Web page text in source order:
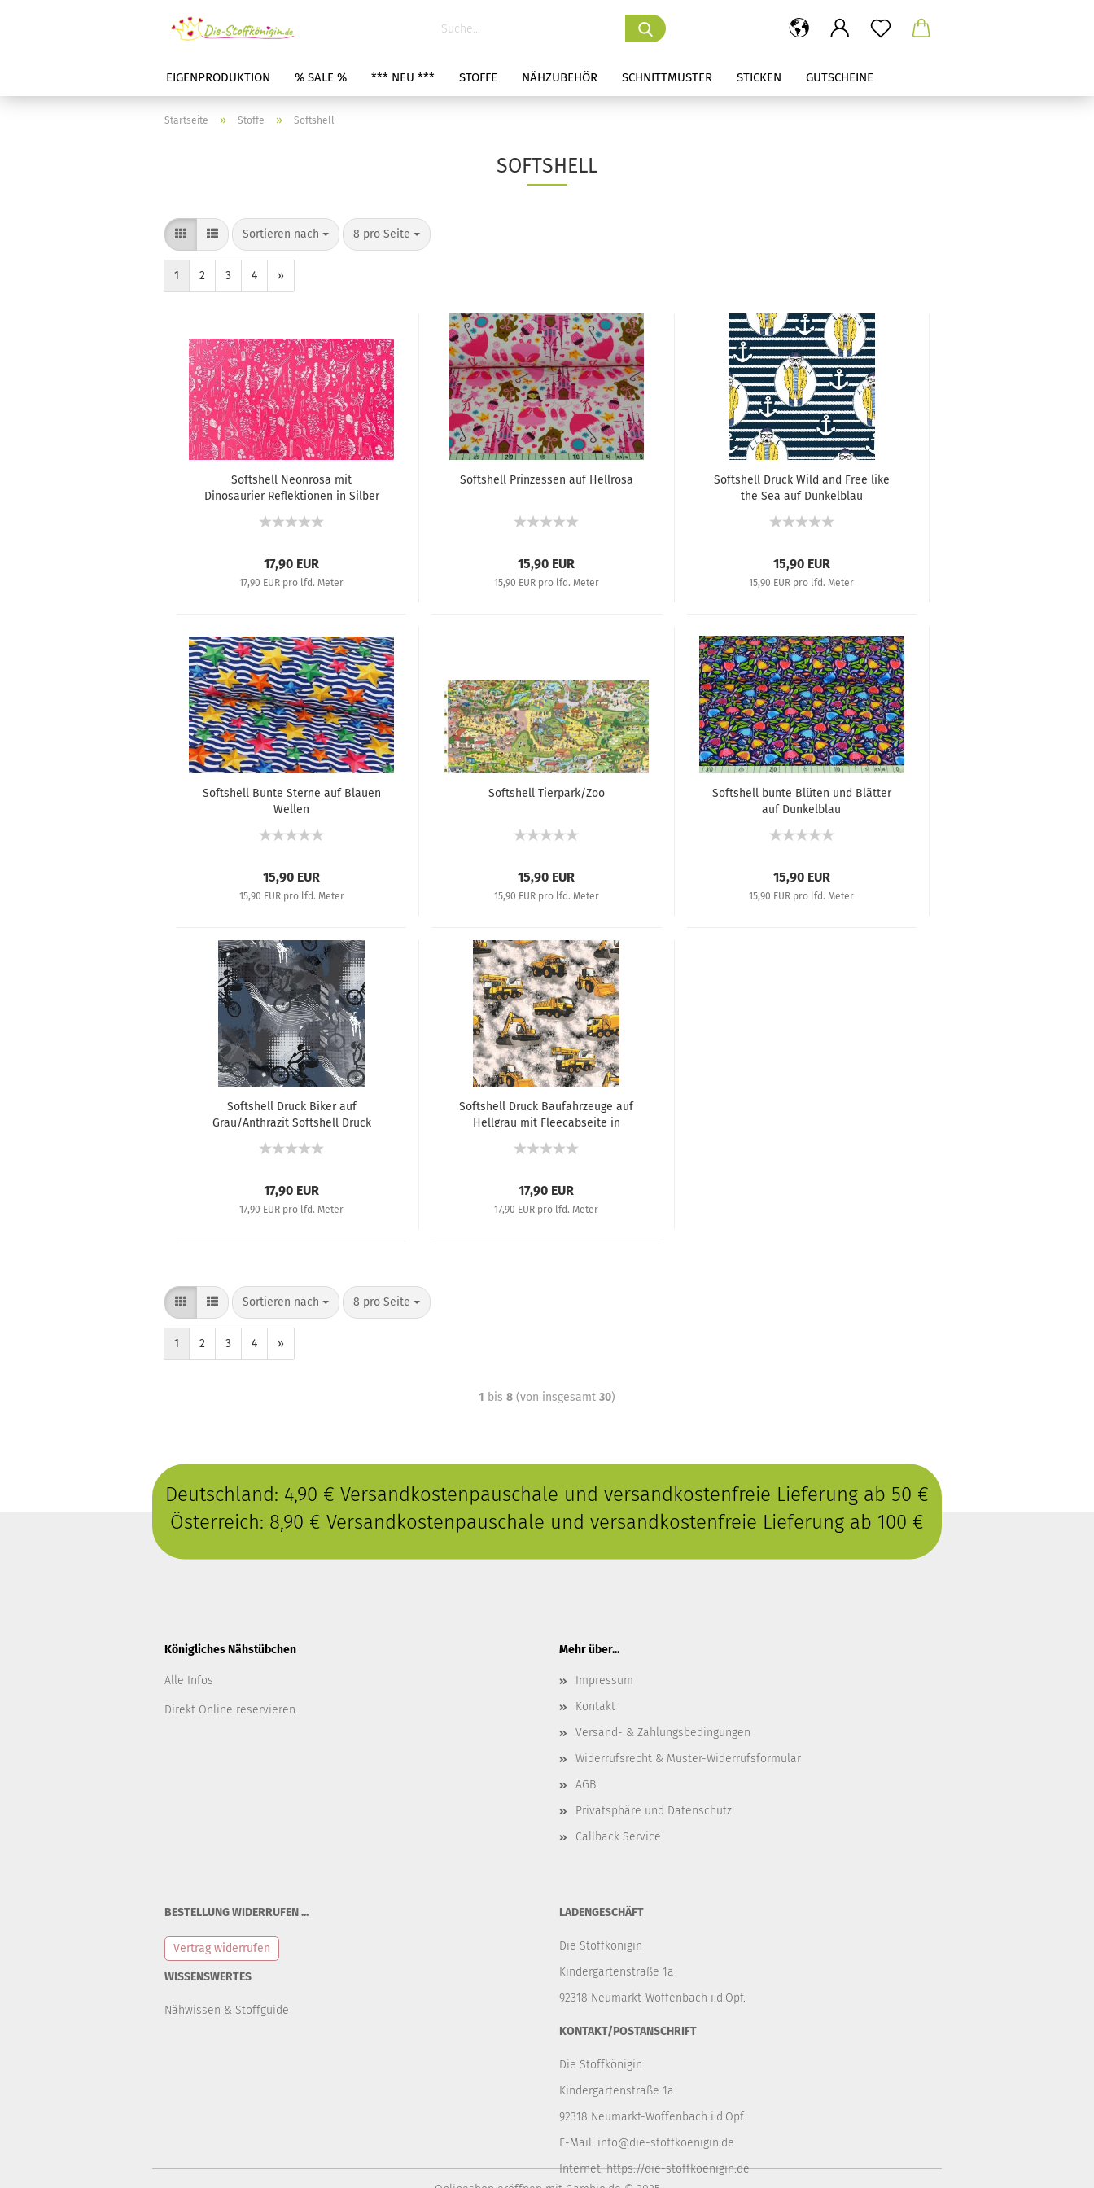
EIGENPRODUKTION % SALE % *** NEU *** STOFFE NÄHZUBEHÖR SCHNITTMUSTER STICKEN GUTSCHEINE
Startseite » Stoffe » Softshell
SOFTSHELL
Sortieren nach 8 pro Seite
1 2 3 4 »
Softshell Neonrosa mit
Dinosaurier Reflektionen in Silber
17,90 EUR
17,90 EUR pro lfd. Meter
Softshell Prinzessen auf Hellrosa
15,90 EUR
15,90 EUR pro lfd. Meter
Softshell Druck Wild and Free like
the Sea auf Dunkelblau
15,90 EUR
15,90 EUR pro lfd. Meter
Softshell Bunte Sterne auf Blauen
Wellen
15,90 EUR
15,90 EUR pro lfd. Meter
Softshell Tierpark/Zoo
15,90 EUR
15,90 EUR pro lfd. Meter
Softshell bunte Blüten und Blätter
auf Dunkelblau
15,90 EUR
15,90 EUR pro lfd. Meter
Softshell Druck Biker auf
Grau/Anthrazit Softshell Druck
Fleecabseite in Dunkelgrau
17,90 EUR
17,90 EUR pro lfd. Meter
Softshell Druck Baufahrzeuge auf
Hellgrau mit Fleecabseite in
17,90 EUR
17,90 EUR pro lfd. Meter
Sortieren nach 8 pro Seite
1 2 3 4 »
1 bis 8 (von insgesamt 30)
Deutschland: 4,90 € Versandkostenpauschale und versandkostenfreie Lieferung ab 50 €
Österreich: 8,90 € Versandkostenpauschale und versandkostenfreie Lieferung ab 100 €
Königliches Nähstübchen
Alle Infos
Direkt Online reservieren
Mehr über...
Impressum
Kontakt
Versand- & Zahlungsbedingungen
Widerrufsrecht & Muster-Widerrufsformular
AGB
Privatsphäre und Datenschutz
Callback Service
BESTELLUNG WIDERRUFEN ...
Vertrag widerrufen
WISSENSWERTES
Nähwissen & Stoffguide
LADENGESCHÄFT
Die Stoffkönigin
Kindergartenstraße 1a
92318 Neumarkt-Woffenbach i.d.Opf.
KONTAKT/POSTANSCHRIFT
Die Stoffkönigin
Kindergartenstraße 1a
92318 Neumarkt-Woffenbach i.d.Opf.
E-Mail: info@die-stoffkoenigin.de
Internet:https://die-stoffkoenigin.de